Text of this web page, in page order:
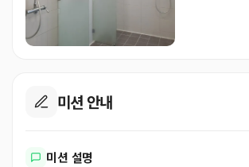
미션 안내
미션 설명